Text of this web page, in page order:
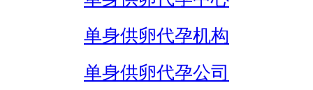
单身供卵代孕机构
单身供卵代孕公司